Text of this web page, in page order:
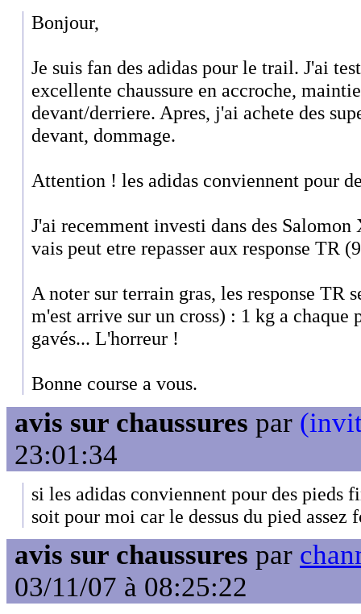
Bonjour,
Je suis fan des adidas pour le trail. J'ai
excellente chaussure en accroche,
devant/derriere. Apres, j'ai achete des
devant, dommage.
Attention ! les adidas conviennent pour
J'ai recemment investi dans des
vais peut etre repasser aux response TR
A noter sur terrain gras, les response TR
m'est arrive sur un cross) : 1 kg a chaque
gavés... L'horreur !
Bonne course a vous.
avis sur chaussures par
23:01:34
si les adidas conviennent pour des pieds
soit pour moi car le dessus du pied assez
avis sur chaussures par
03/11/07 à 08:25:22